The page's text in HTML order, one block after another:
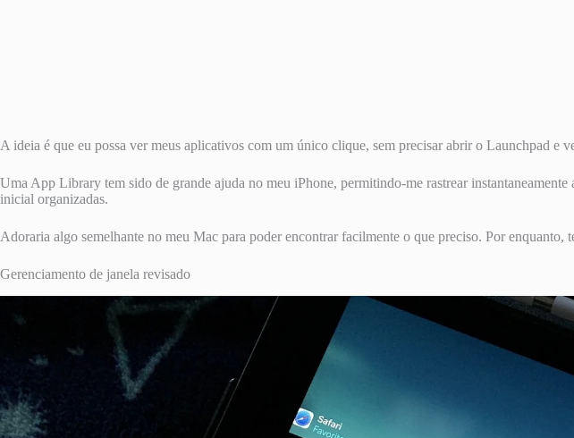
A ideia é que eu possa ver meus aplicativos com um único clique, sem precisar abrir o Launchpad
Uma App Library tem sido de grande ajuda no meu iPhone, permitindo-me rastrear
inicial organizadas.
Adoraria algo semelhante no meu Mac para poder encontrar facilmente o que preciso. Por
Gerenciamento de janela revisado